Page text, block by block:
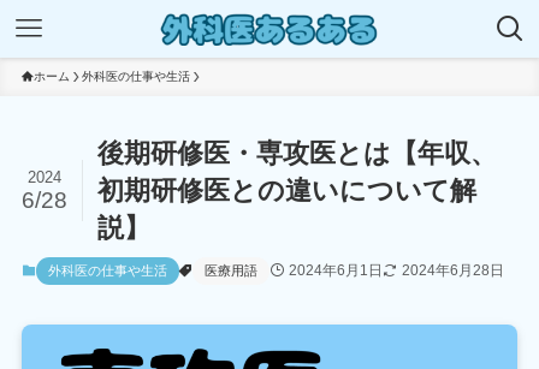
ホーム 外科医の仕事や生活
後期研修医・専攻医とは【年収、
初期研修医との違いについて解
説】
2024
6/28
外科医の仕事や生活 医療用語 2024年6月1日 2024年6月28日